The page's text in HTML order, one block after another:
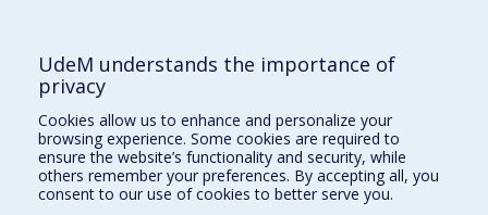
Écoles
Kinésiologie et des sciences de l’activité physique
Orthophonie et audiologie
Réadaptation
Directions
DPC
UdeM understands the importance of
privacy
Cookies allow us to enhance and personalize your
browsing experience. Some cookies are required to
ensure the website’s functionality and security, while
others remember your preferences. By accepting all, you
consent to our use of cookies to better serve you.